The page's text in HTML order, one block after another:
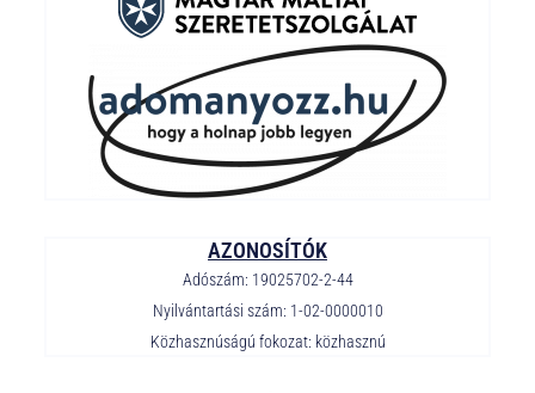
AZONOSÍTÓK
Adószám: 19025702-2-44
Nyilvántartási szám: 1-02-0000010
Közhasznúságú fokozat: közhasznú